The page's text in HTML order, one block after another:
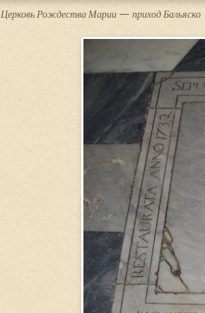
Церковь Рождества Марии — приход Бальяско